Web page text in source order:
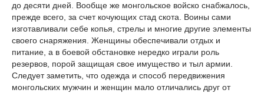
до десяти дней. Вообще же монгольское войско снабжалось,
прежде всего, за счет кочующих стад скота. Воины сами
изготавливали себе копья, стрелы и многие другие элементы
своего снаряжения. Женщины обеспечивали отдых и
питание, а в боевой обстановке нередко играли роль
резервов, порой защищая свое имущество и тыл армии.
Следует заметить, что одежда и способ передвижения
монгольских мужчин и женщин мало отличались друг от